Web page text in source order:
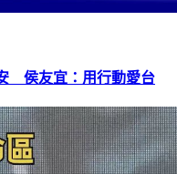
侯友宜：用行動愛台